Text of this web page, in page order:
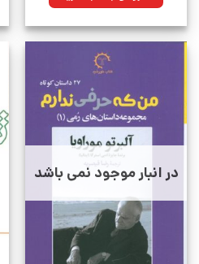
در انبار موجود نمی باشد